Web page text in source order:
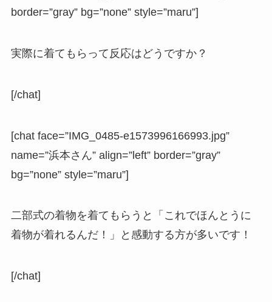
border=”gray” bg=”none” style=”maru”]
実際に着てもらって反応はどうですか？
[/chat]
[chat face=”IMG_0485-e1573996166993.jpg”
name=”浜本さん” align=”left” border=”gray”
bg=”none” style=”maru”]
二部式の着物を着てもらうと「これでほんとうに
着物が着れるんだ！」と感動する方が多いです！
[/chat]